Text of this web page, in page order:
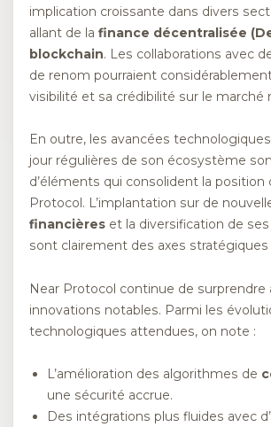
implication croissante dans divers
allant de la finance décentralisée
blockchain. Les collaborations avec
de renom pourraient
visibilité et sa crédibilité sur le marché
En outre, les avancées
jour régulières de son écosystème
d’éléments qui consolident la position
Protocol. L’implantation sur de
financières et la diversification de ses
sont clairement des axes
Near Protocol continue de surprendre
innovations notables. Parmi les
technologiques attendues, on note :
L’amélioration des algorithmes de
une sécurité accrue.
Des intégrations plus fluides avec